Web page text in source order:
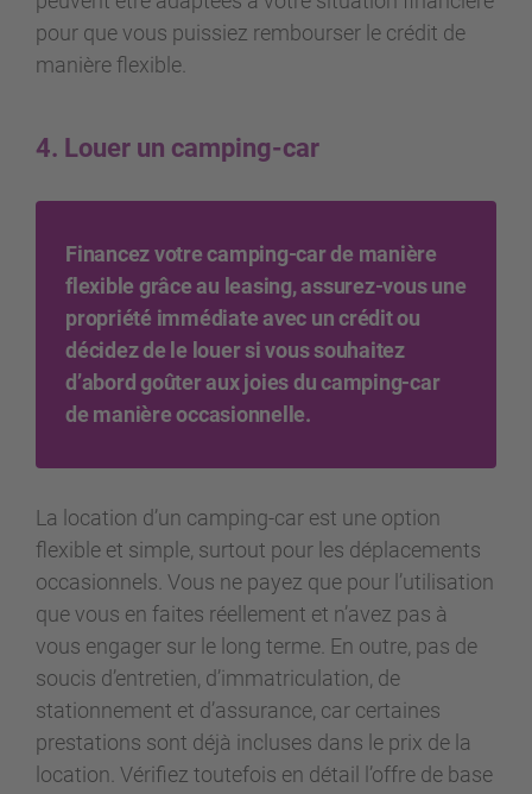
pour que vous puissiez rembourser le crédit de
manière flexible.
4. Louer un camping-car
Financez votre camping-car de manière
flexible grâce au leasing, assurez-vous une
propriété immédiate avec un crédit ou
décidez de le louer si vous souhaitez
d’abord goûter aux joies du camping-car
de manière occasionnelle.
La location d’un camping-car est une option
flexible et simple, surtout pour les déplacements
occasionnels. Vous ne payez que pour l’utilisation
que vous en faites réellement et n’avez pas à
vous engager sur le long terme. En outre, pas de
soucis d’entretien, d’immatriculation, de
stationnement et d’assurance, car certaines
prestations sont déjà incluses dans le prix de la
location. Vérifiez toutefois en détail l’offre de base